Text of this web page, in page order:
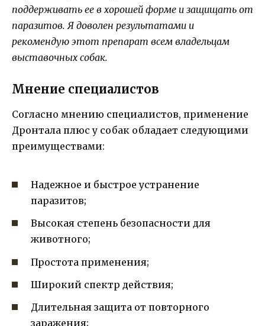
поддерживать ее в хорошей форме и защищать от
паразитов. Я доволен результатами и
рекомендую этот препарат всем владельцам
выставочных собак.
Мнение специалистов
Согласно мнению специалистов, применение
Дронтала плюс у собак обладает следующими
преимуществами:
Надежное и быстрое устранение
паразитов;
Высокая степень безопасности для
животного;
Простота применения;
Широкий спектр действия;
Длительная защита от повторного
заражения;